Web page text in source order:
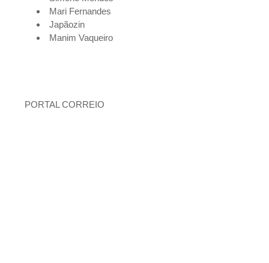
Mari Fernandes
Japãozin
Manim Vaqueiro
PORTAL CORREIO